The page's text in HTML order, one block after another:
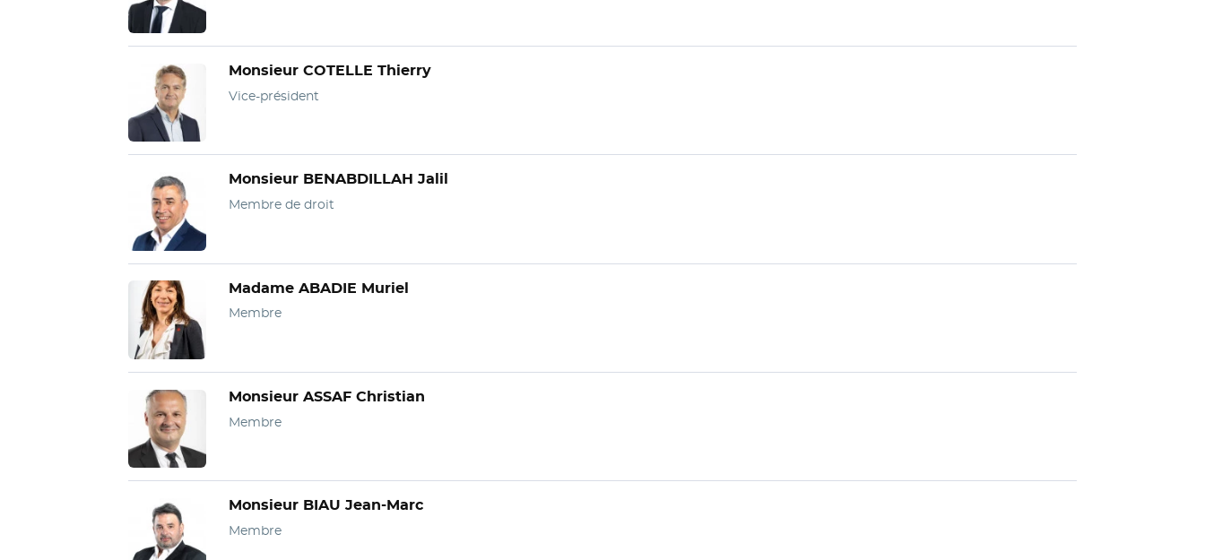
Monsieur COTELLE Thierry
Vice-président
Monsieur BENABDILLAH Jalil
Membre de droit
Madame ABADIE Muriel
Membre
Monsieur ASSAF Christian
Membre
Monsieur BIAU Jean-Marc
Membre